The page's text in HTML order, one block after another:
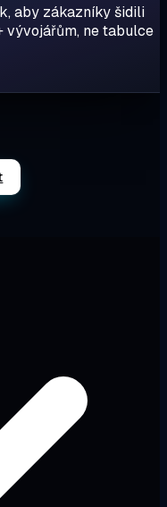
aby zákazníky šidili
vývojářům, ne tabulce